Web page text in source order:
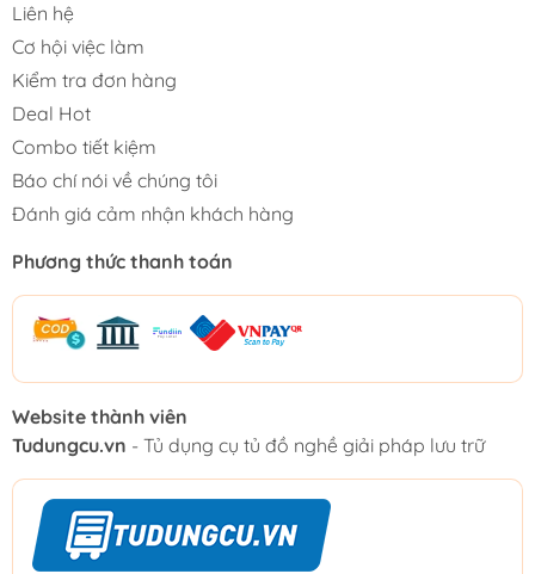
Liên hệ
Cơ hội việc làm
Kiểm tra đơn hàng
Deal Hot
Combo tiết kiệm
Báo chí nói về chúng tôi
Đánh giá cảm nhận khách hàng
Phương thức thanh toán
Website thành viên
Tudungcu.vn - Tủ dụng cụ tủ đồ nghề giải pháp lưu trữ